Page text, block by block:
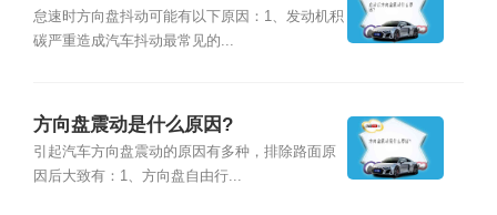
怠速时方向盘抖动可能有以下原因：1、发动机积
碳严重造成汽车抖动最常见的...
方向盘震动是什么原因?
引起汽车方向盘震动的原因有多种，排除路面原
因后大致有：1、方向盘自由行...